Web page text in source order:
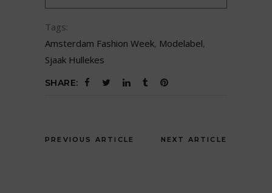
Tags:
Amsterdam Fashion Week, Modelabel,
Sjaak Hullekes
SHARE:
PREVIOUS ARTICLE NEXT ARTICLE